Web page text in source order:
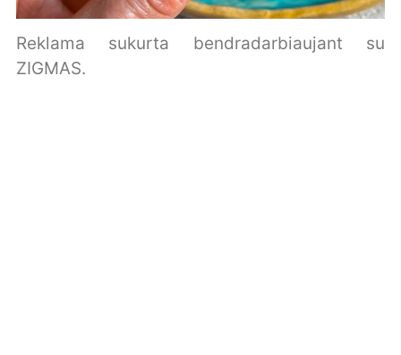
Reklama sukurta bendradarbiaujant su
ZIGMAS.